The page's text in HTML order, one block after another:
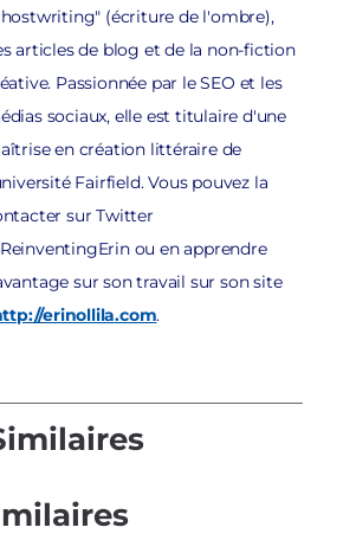
(écriture de l'ombre),
articles de blog et de la non-fiction
Passionnée par le SEO et les
sociaux, elle est titulaire d'une
en création littéraire de
Fairfield. Vous pouvez la
sur Twitter
ou en apprendre
sur son travail sur son site
erinollila.com.